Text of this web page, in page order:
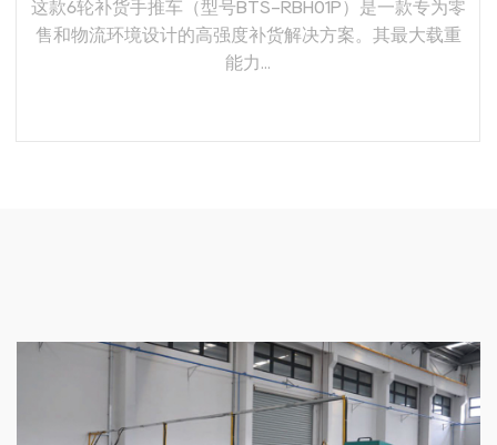
这款6轮补货手推车（型号BTS-RBH01P）是一款专为零
售和物流环境设计的高强度补货解决方案。其最大载重
能力...